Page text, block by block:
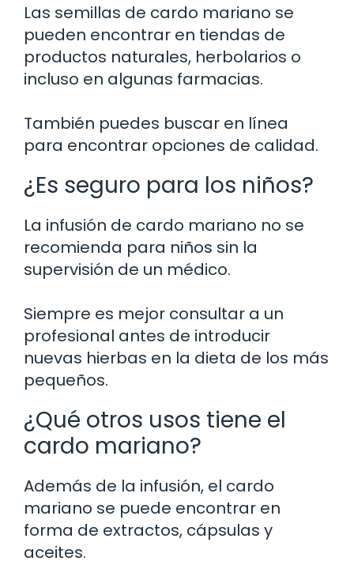
Las semillas de cardo mariano se
pueden encontrar en tiendas de
productos naturales, herbolarios o
incluso en algunas farmacias.
También puedes buscar en línea
para encontrar opciones de calidad.
¿Es seguro para los niños?
La infusión de cardo mariano no se
recomienda para niños sin la
supervisión de un médico.
Siempre es mejor consultar a un
profesional antes de introducir
nuevas hierbas en la dieta de los más
pequeños.
¿Qué otros usos tiene el
cardo mariano?
Además de la infusión, el cardo
mariano se puede encontrar en
forma de extractos, cápsulas y
aceites.